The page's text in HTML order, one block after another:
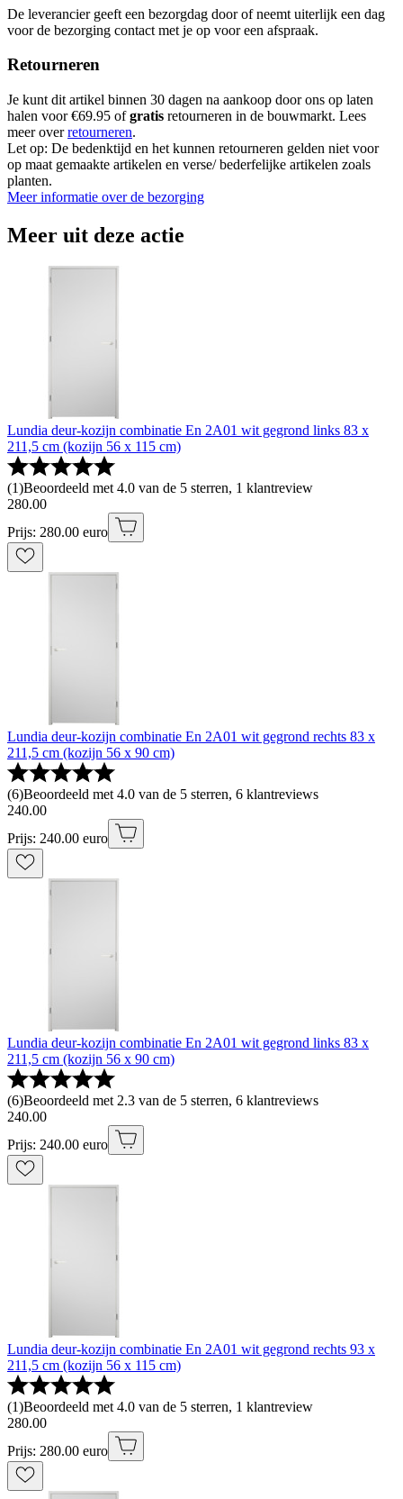
De leverancier geeft een bezorgdag door of neemt uiterlijk een dag
voor de bezorging contact met je op voor een afspraak.
Retourneren
Je kunt dit artikel binnen 30 dagen na aankoop door ons op laten
halen voor €69.95 ofgratis retourneren in de bouwmarkt. Lees
meer overretourneren.
Let op: De bedenktijd en het kunnen retourneren gelden niet voor
op maat gemaakte artikelen en verse/ bederfelijke artikelen zoals
planten.
Meer informatie over de bezorging
Meer uit deze actie
Lundia deur-kozijn combinatie En 2A01 wit gegrond links 83 x
211,5 cm (kozijn 56 x 115 cm)
(1)Beoordeeld met 4.0 van de 5 sterren, 1 klantreview
280.00
Prijs: 280.00 euro
Lundia deur-kozijn combinatie En 2A01 wit gegrond rechts 83 x
211,5 cm (kozijn 56 x 90 cm)
(6)Beoordeeld met 4.0 van de 5 sterren, 6 klantreviews
240.00
Prijs: 240.00 euro
Lundia deur-kozijn combinatie En 2A01 wit gegrond links 83 x
211,5 cm (kozijn 56 x 90 cm)
(6)Beoordeeld met 2.3 van de 5 sterren, 6 klantreviews
240.00
Prijs: 240.00 euro
Lundia deur-kozijn combinatie En 2A01 wit gegrond rechts 93 x
211,5 cm (kozijn 56 x 115 cm)
(1)Beoordeeld met 4.0 van de 5 sterren, 1 klantreview
280.00
Prijs: 280.00 euro